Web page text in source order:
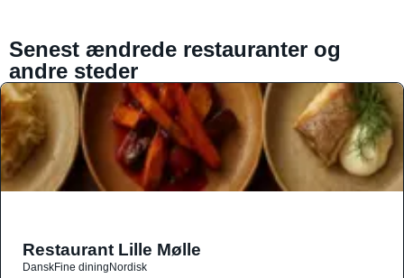
Senest ændrede restauranter og
andre steder
Restaurant Lille Mølle
DanskFine diningNordisk